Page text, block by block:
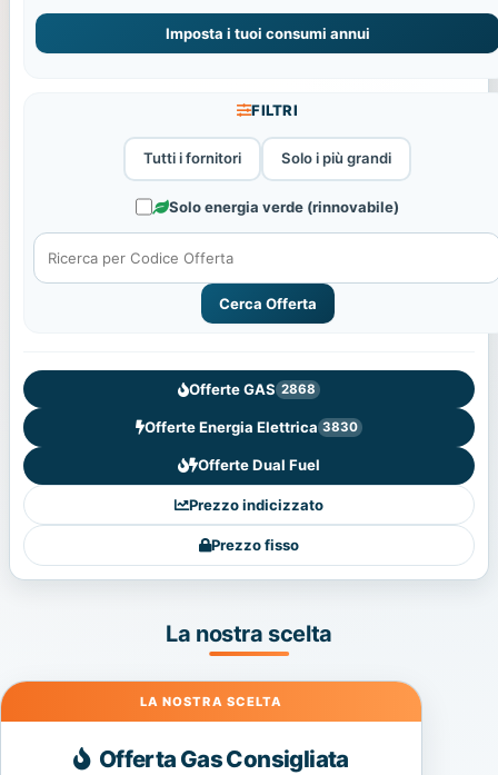
Imposta i tuoi consumi annui
FILTRI
Tutti i fornitori Solo i più grandi
Solo energia verde (rinnovabile)
Cerca Offerta
Offerte GAS 2868
Offerte Energia Elettrica 3830
Offerte Dual Fuel
Prezzo indicizzato
Prezzo fisso
La nostra scelta
Gas
Offerta Gas Consigliata